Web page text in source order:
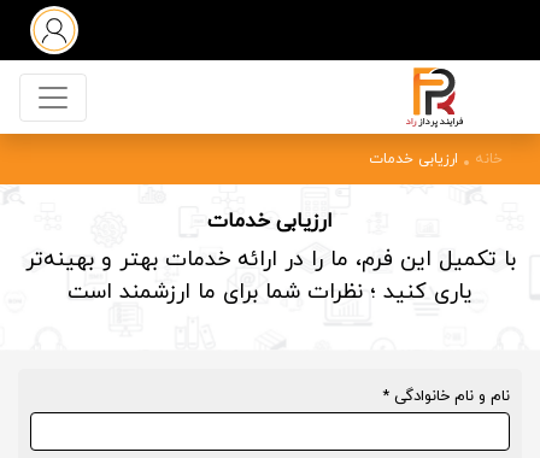
خانه ارزیابی خدمات
ارزیابی خدمات
با تکمیل این فرم، ما را در ارائه خدمات بهتر و بهینه‌تر
یاری کنید ؛ نظرات شما برای ما ارزشمند است
نام و نام خانوادگی *